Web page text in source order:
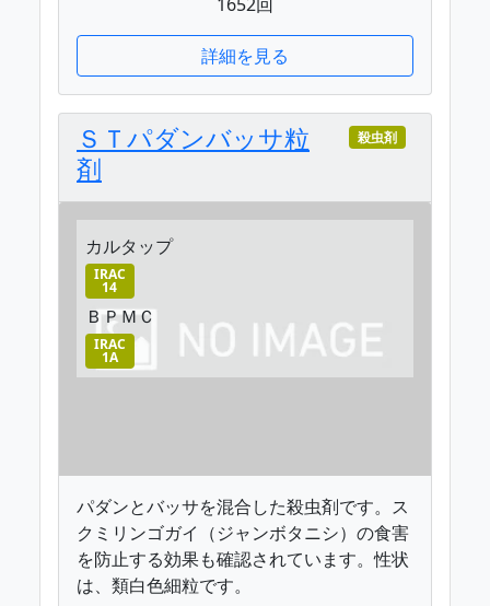
詳細を見る
ＳＴパダンバッサ粒
剤
殺虫剤
カルタップ
IRAC
14
ＢＰＭＣ
IRAC
1A
パダンとバッサを混合した殺虫剤です。ス
クミリンゴガイ（ジャンボタニシ）の食害
を防止する効果も確認されています。性状
は、類白色細粒です。